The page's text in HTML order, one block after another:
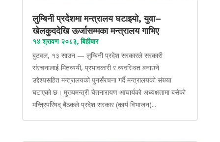
लुम्बिनी प्रदेशमा मन्त्रालय घटाइयो, युवा–
खेलकुददेखि ऊर्जासम्मका मन्त्रालय गाभिए
१४ श्रावण २०८३, बिहीबार
बुटवल, १३ साउन — लुम्बिनी प्रदेश सरकारले सरकारी
संरचनालाई मितव्ययी, प्रभावकारी र व्यवस्थित बनाउने
उद्देश्यसहित मन्त्रालयको पुनर्संरचना गर्दै मन्त्रालयको संख्या
घटाएको छ। मुख्यमन्त्री चेतनारायण आचार्यको अध्यक्षतामा बसेको
मन्त्रिपरिषद् बैठकले प्रदेश सरकार (कार्य विभाजन)...